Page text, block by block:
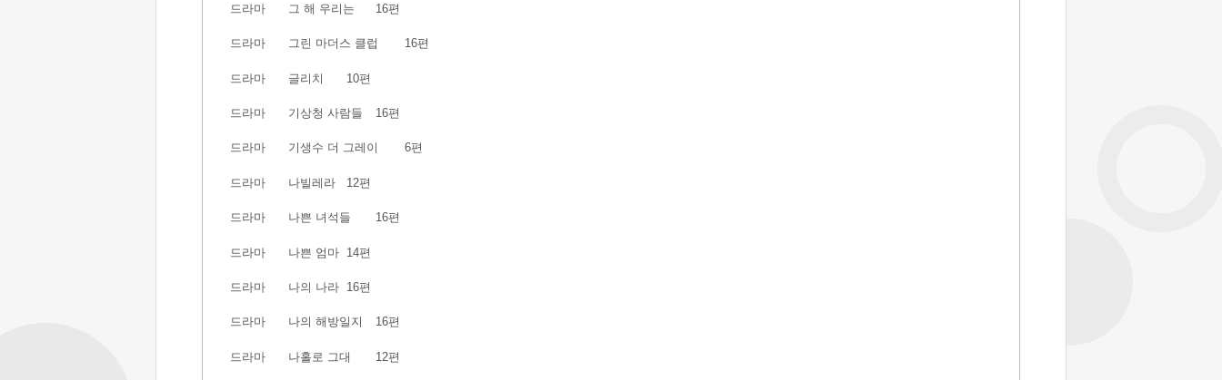
드라마 그 해 우리는 16편
드라마 그린 마더스 클럽 16편
드라마 글리치 10편
드라마 기상청 사람들 16편
드라마 기생수 더 그레이 6편
드라마 나빌레라 12편
드라마 나쁜 녀석들 16편
드라마 나쁜 엄마 14편
드라마 나의 나라 16편
드라마 나의 해방일지 16편
드라마 나홀로 그대 12편